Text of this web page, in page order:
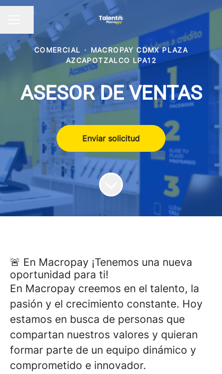
Menú de empleo
Compartir página
COMERCIAL · MACROPAY CDMX PLAZA
AZCAPOTZALCO LPA12
ASESOR DE VENTAS
Enviar solicitud
🚨 En Macropay ¡Tenemos una nueva
oportunidad para ti!
En Macropay creemos en el talento, la
pasión y el crecimiento constante. Hoy
estamos en busca de personas que
compartan nuestros valores y quieran
formar parte de un equipo dinámico y
comprometido e innovador.